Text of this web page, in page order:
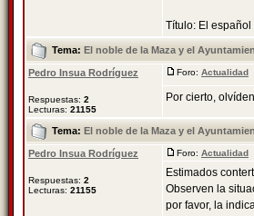
Título: El
Tema: El noble de la Maza y el
Pedro Insua Rodríguez
Respuestas: 2
Lecturas: 21155
Foro: Actualidad
Por cierto,
Tema: El noble de la Maza y el
Pedro Insua Rodríguez
Respuestas: 2
Lecturas: 21155
Foro: Actualidad
Estimados
Observen la
por favor, la